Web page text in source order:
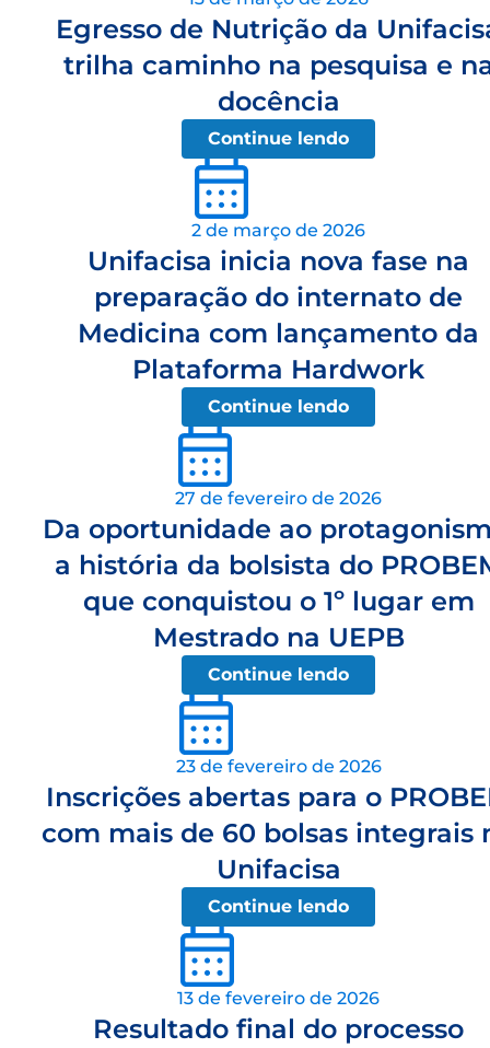
Egresso de Nutrição da
trilha caminho na pesquisa e
docência
Continue lendo
2 de março de 2026
Unifacisa inicia nova fase na
preparação do internato de
Medicina com lançamento da
Plataforma Hardwork
Continue lendo
27 de fevereiro de 2026
Da oportunidade ao
a história da bolsista do
que conquistou o 1º lugar em
Mestrado na UEPB
Continue lendo
23 de fevereiro de 2026
Inscrições abertas para o
com mais de 60 bolsas integrais
Unifacisa
Continue lendo
13 de fevereiro de 2026
Resultado final do processo